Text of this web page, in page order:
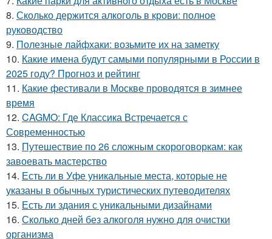
8. Сколько держится алкоголь в крови: полное
руководство
9. Полезные лайфхаки: возьмите их на заметку
10. Какие имена будут самыми популярными в России в
2025 году? Прогноз и рейтинг
11. Какие фестивали в Москве проводятся в зимнее
время
12. CAGMO: Где Классика Встречается с
Современностью
13. Путешествие по 26 сложным скороговоркам: как
завоевать мастерство
14. Есть ли в Уфе уникальные места, которые не
указаны в обычных туристических путеводителях
15. Есть ли здания с уникальными дизайнами
16. Сколько дней без алкоголя нужно для очистки
организма